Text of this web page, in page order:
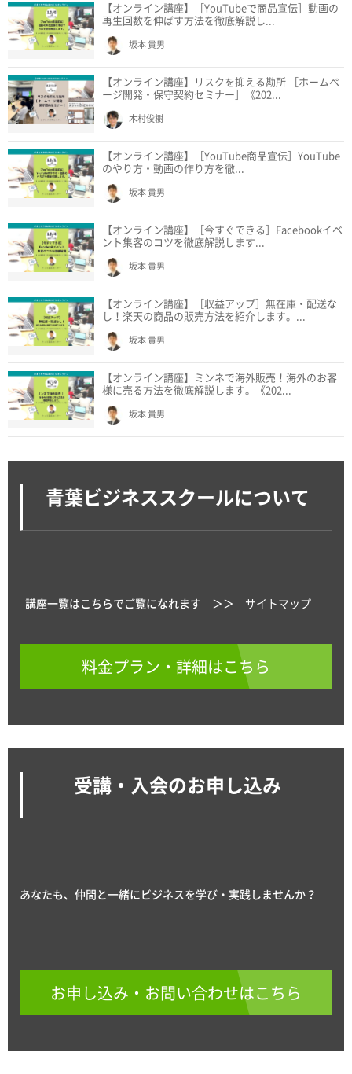
【オンライン講座】［YouTubeで商品宣伝］動画の
再生回数を伸ばす方法を徹底解説し...
坂本 貴男
【オンライン講座】リスクを抑える勘所 ［ホームペ
ージ開発・保守契約セミナー］《202...
木村俊樹
【オンライン講座】［YouTube商品宣伝］YouTube
のやり方・動画の作り方を徹...
坂本 貴男
【オンライン講座】［今すぐできる］Facebookイベ
ント集客のコツを徹底解説します...
坂本 貴男
【オンライン講座】［収益アップ］無在庫・配送な
し！楽天の商品の販売方法を紹介します。...
坂本 貴男
【オンライン講座】ミンネで海外販売！海外のお客
様に売る方法を徹底解説します。《202...
坂本 貴男
青葉ビジネススクールについて
講座一覧はこちらでご覧になれます ＞＞ サイトマップ
料金プラン・詳細はこちら
受講・入会のお申し込み
あなたも、仲間と一緒にビジネスを学び・実践しませんか？
お申し込み・お問い合わせはこちら